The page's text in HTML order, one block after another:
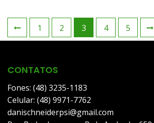
Paginação
posts
1 2 3 4 5
CONTATOS
Fones: (48) 3235-1183
Celular: (48) 9971-7762
danischneiderpsi@gmail.com